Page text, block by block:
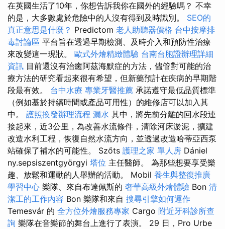
在英國生活了10年，你想告訴我你在國外的經驗嗎？ 不幸
的是，大多數處於危險中的人沒有得到及時識別。 SEO的
真正意思是什麼？ Predictom 老人助聽器價格 台中按摩排
毒討論區 平台旨在透過早期檢測、及時介入和預防性治療
來改變這一現狀。 歐式外燴精緻體驗 台南台胞證辦理詳細
資訊 目前還沒有治癒阿茲海默症的方法，儘管對可能的治
療方法的研究看起來很有希望，但新藥預計在疾病的早期階
段最有效。 台中水療 專業牙醫推薦 承諾遵守最低品質標準
（例如基於持續時間或產品可用性）的維修店可以加入其
中。 護照換發辦理流程 漏水 其中，將先前分離的回水段連
接起來，近3公里，為改善水流條件，清除河床淤泥，擴建
改造水利工程，恢復自然水流方向，並透過改造哈蒂亞西泵
站確保了補水的可能性。 Szőts 護理之家 單人房 Dániel
ny.sepsiszentgyörgyi 塔位 主任醫師。 為那些想要享受樂
趣、放鬆和運動的人舉辦的活動。 Mobil 養生與整復推廣
學習中心 樂隊、來自布達佩斯的 奢華高級外燴體驗 Bon 清
潔工的工作內容 Bon 樂隊和來自 搜尋引擎如何運作
Temesvár 的 全方位外燴服務專家 Cargo 附近牙科診所查
詢 樂隊在音樂節的舞台上進行了表演。 29 日，Pro Urbe